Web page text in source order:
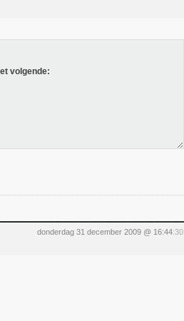
volgende:
donderdag 31 december 2009 @ 16:44:30